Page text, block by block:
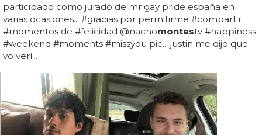
participado como jurado de mr gay pride españa en
varias ocasiones... #gracias por permitirme #compartir
#momentos de #felicidad @nachomontestv #happiness
#weekend #moments #missyou pic... justin me dijo que
volverí...